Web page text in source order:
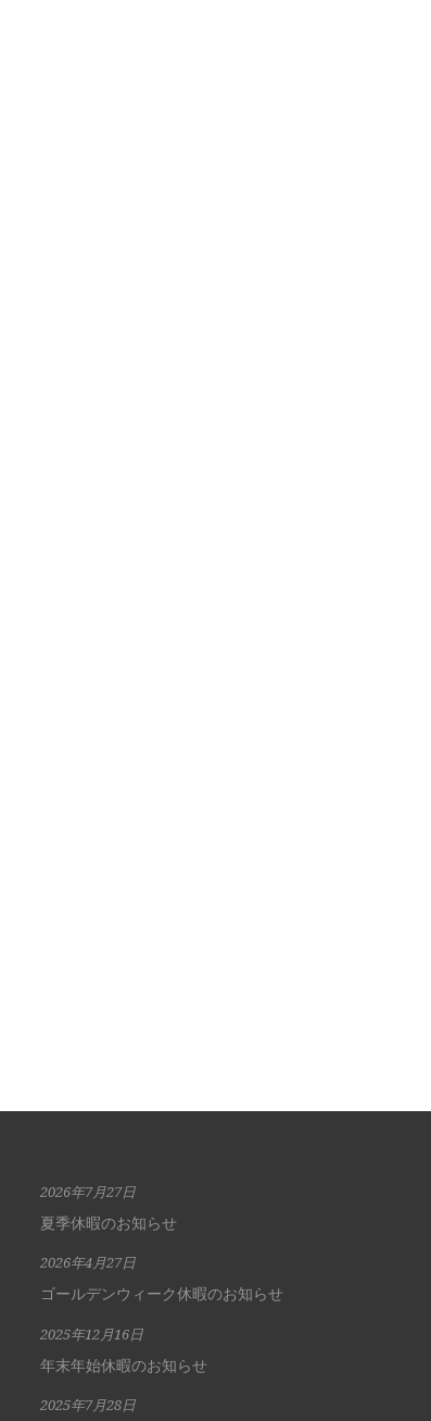
2026年7月27日
夏季休暇のお知らせ
2026年4月27日
ゴールデンウィーク休暇のお知らせ
2025年12月16日
年末年始休暇のお知らせ
2025年7月28日